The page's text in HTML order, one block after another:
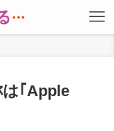
は｢Apple